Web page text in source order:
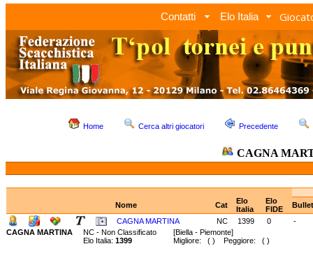
Contatti Elo Italia
Home Cerca altri giocatori Precedente
CAGNA
Nome Cat
Elo
Italia
Elo
FIDE
CAGNA MARTINA
NC 1399 0
-
CAGNA MARTINA
NC - Non Classificato [Biella - Piemonte]
Elo Italia: 1399 Migliore: ( ) Peggiore: ( )